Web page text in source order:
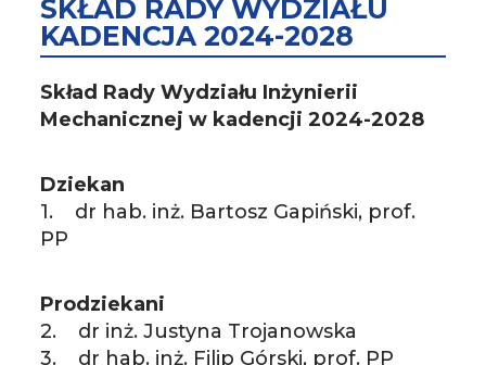
SKŁAD RADY WYDZIAŁU
KADENCJA 2024-2028
Skład Rady Wydziału Inżynierii
Mechanicznej w kadencji 2024-2028
Dziekan
1. dr hab. inż. Bartosz Gapiński, prof.
PP
Prodziekani
2. dr inż. Justyna Trojanowska
3. dr hab. inż. Filip Górski, prof. PP